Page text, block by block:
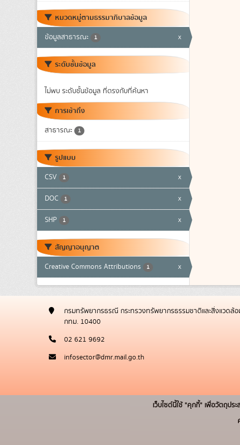
หมวดหมู่ตามธรรมาภิบาลข้อมูล
ข้อมูลสาธารณะ 1 x
ระดับชั้นข้อมูล
ไม่พบ ระดับชั้นข้อมูล ที่ตรงกับที่ค้นหา
การเข้าถึง
สาธารณะ 1
รูปแบบ
CSV 1 x
DOC 1 x
SHP 1 x
สัญญาอนุญาต
Creative Commons Attributions 1 x
กรมทรัพยากรธรณี กระทรวงทรัพยากรธรรมชาติและสิ่งแวดล้
กทม. 10400
02 621 9692
infosector@dmr.mail.go.th
เว็บไซต์นี้ใช้ "คุกกี้" เพื่อวัตถุป